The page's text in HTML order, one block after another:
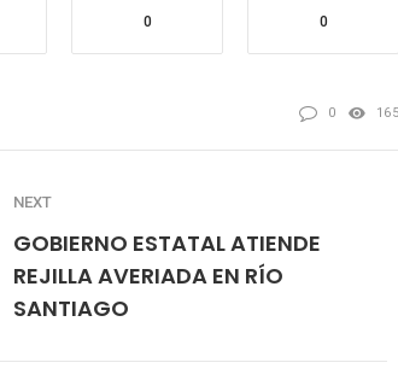
0 0
0 165
NEXT
GOBIERNO ESTATAL ATIENDE
REJILLA AVERIADA EN RÍO
SANTIAGO